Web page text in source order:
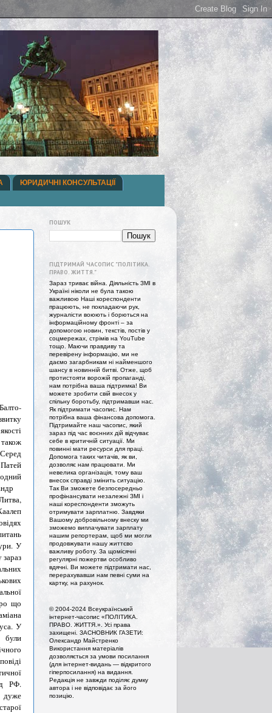
ЮРИДИЧНІ КОНСУЛЬТАЦІЇ
Серед
У
зараз
що
У
були
РФ.
дуже
ПОШУК
ПІДТРИМАЙ ЧАСОПИС "ПОЛІТИКА.
ПРАВО. ЖИТТЯ."
Зараз триває війна. Діяльність ЗМІ в
Україні ніколи не була такою
важливою Наші кореспонденти
працюють, не покладаючи рук,
журналісти воюють і борються на
інформаційному фронті – за
допомогою новин, текстів, постів у
соцмережах, стрімів на YouTube
тощо. Маючи правдиву та
перевірену інформацію, ми не
даємо загарбникам ні найменшого
шансу в новинній битві. Отже, щоб
протистояти ворожій пропаганді,
нам потрібна ваша підтримка! Ви
можете зробити свій внесок у
спільну боротьбу, підтримавши нас.
Як підтримати часопис. Нам
потрібна ваша фінансова допомога.
Підтримайте наш часопис, який
зараз під час воєнних дій відчуває
себе в критичній ситуації. Ми
повинні мати ресурси для праці.
Допомога таких читачів, як ви,
дозволяє нам працювати. Ми
невелика організація, тому ваш
внесок справді змінить ситуацію.
Так Ви зможете безпосередньо
профінансувати незалежні ЗМІ і
наші кореспонденти зможуть
отримувати зарплатню. Завдяки
Вашому добровільному внеску ми
зможемо виплачувати зарплату
нашим репортерам, щоб ми могли
продовжувати нашу життєво
важливу роботу. За щомісячні
регулярні пожертви особливо
вдячні. Ви можете підтримати нас,
перерахувавши нам певні суми на
картку, на рахунок.
© 2004-2024 Всеукраїнський
інтернет-часопис «ПОЛІТИКА.
ПРАВО. ЖИТТЯ.». Усi права
захищенi. ЗАСНОВНИК ГАЗЕТИ:
Олександр Майстренко
Використання матеріалів
дозволяється за умови посилання
(для інтернет-видань — відкритого
гіперпосилання) на видання.
Редакція не завжди поділяє думку
автора і не відповідає за його
позицію.